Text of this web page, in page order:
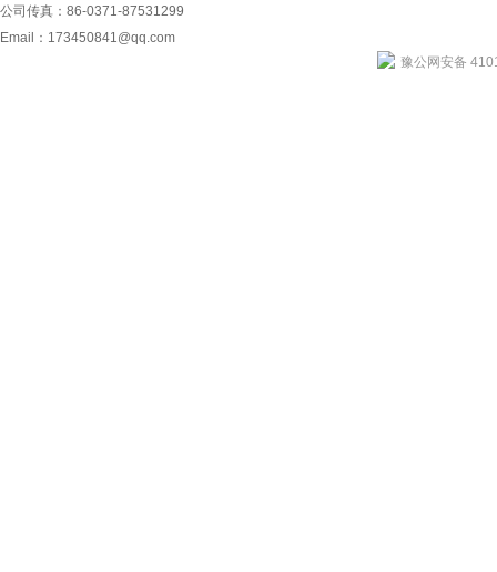
公司传真：86-0371-87531299
Email： 173450841@qq.com
豫公网安备